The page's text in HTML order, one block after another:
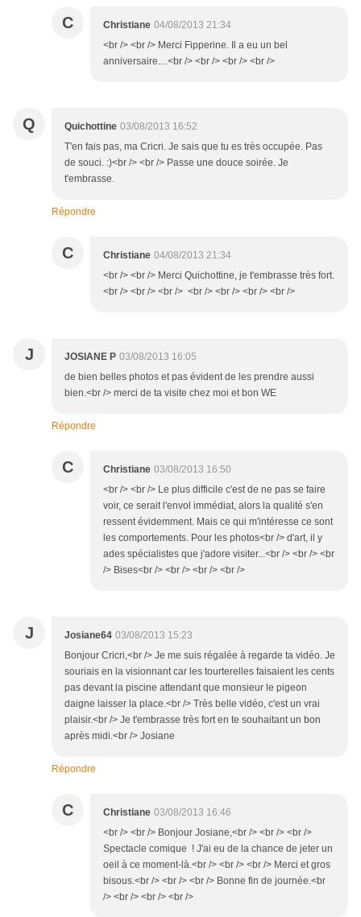
C Christiane 04/08/2013 21:34
<br /> <br /> Merci Fipperine. Il a eu un bel
anniversaire....<br /> <br /> <br /> <br />
Q Quichottine 03/08/2013 16:52
T'en fais pas, ma Cricri. Je sais que tu es très occupée. Pas
de souci. :)<br /> <br /> Passe une douce soirée. Je
t'embrasse.
Répondre
C Christiane 04/08/2013 21:34
<br /> <br /> Merci Quichottine, je t'embrasse très fort.
<br /> <br /> <br /> <br /> <br /> <br /> <br />
J JOSIANE P 03/08/2013 16:05
de bien belles photos et pas évident de les prendre aussi
bien.<br /> merci de ta visite chez moi et bon WE
Répondre
C Christiane 03/08/2013 16:50
<br /> <br /> Le plus difficile c'est de ne pas se faire
voir, ce serait l'envol immédiat, alors la qualité s'en
ressent évidemment. Mais ce qui m'intéresse ce sont
les comportements. Pour les photos<br /> d'art, il y
ades spécialistes que j'adore visiter...<br /> <br /> <br
/> Bises<br /> <br /> <br /> <br />
J Josiane64 03/08/2013 15:23
Bonjour Cricri,<br /> Je me suis régalée à regarde ta vidéo. Je
souriais en la visionnant car les tourterelles faisaient les cents
pas devant la piscine attendant que monsieur le pigeon
daigne laisser la place.<br /> Très belle vidéo, c'est un vrai
plaisir.<br /> Je t'embrasse très fort en te souhaitant un bon
après midi.<br /> Josiane
Répondre
C Christiane 03/08/2013 16:46
<br /> <br /> Bonjour Josiane,<br /> <br /> <br />
Spectacle comique ! J'ai eu de la chance de jeter un
oeil à ce moment-là.<br /> <br /> <br /> Merci et gros
bisous.<br /> <br /> <br /> Bonne fin de journée.<br
/> <br /> <br /> <br />